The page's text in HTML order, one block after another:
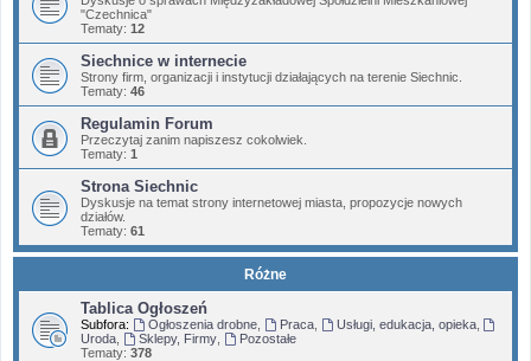
"Czechnica"
Tematy: 12
Siechnice w internecie
Strony firm, organizacji i instytucji działających na terenie Siechnic.
Tematy: 46
Regulamin Forum
Przeczytaj zanim napiszesz cokolwiek.
Tematy: 1
Strona Siechnic
Dyskusje na temat strony internetowej miasta, propozycje nowych
działów.
Tematy: 61
Różne
Tablica Ogłoszeń
Subfora: Ogłoszenia drobne, Praca, Usługi, edukacja, opieka,
Uroda
Sklepy, Firmy,
Pozostałe
Tematy: 378